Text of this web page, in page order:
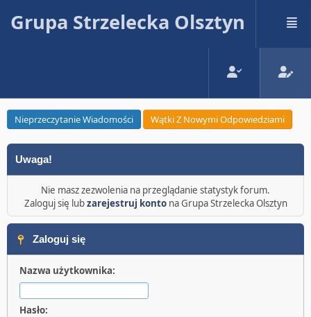
Grupa Strzelecka Olsztyn
Nieprzeczytanie Wiadomości Wątki Z Nowymi Odpowiedziami
Uwaga!
Nie masz zezwolenia na przeglądanie statystyk forum.
Zaloguj się lubzarejestruj kontona Grupa Strzelecka Olsztyn
Zaloguj się
Nazwa użytkownika:
Hasło: